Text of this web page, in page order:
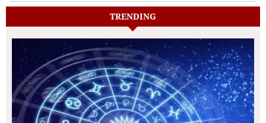
TRENDING